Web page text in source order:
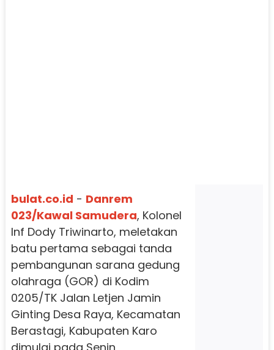
bulat.co.id - Danrem
023/Kawal Samudera, Kolonel
Inf Dody Triwinarto, meletakan
batu pertama sebagai tanda
pembangunan sarana gedung
olahraga (GOR) di Kodim
0205/TK Jalan Letjen Jamin
Ginting Desa Raya, Kecamatan
Berastagi, Kabupaten Karo